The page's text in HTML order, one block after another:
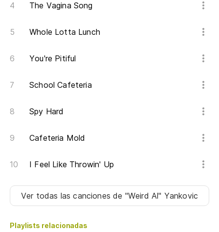
The Vagina Song
Whole Lotta Lunch
You're Pitiful
School Cafeteria
Spy Hard
Cafeteria Mold
I Feel Like Throwin' Up
Ver todas las cancionesde "Weird Al" Yankovic
Playlists relacionadas